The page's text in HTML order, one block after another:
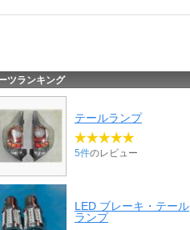
ツランキング
テールランプ
5件のレビュー
LED ブレーキ・テール
ランプ